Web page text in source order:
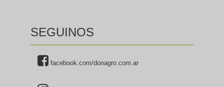
SEGUINOS
facebook.com/donagro.com.ar